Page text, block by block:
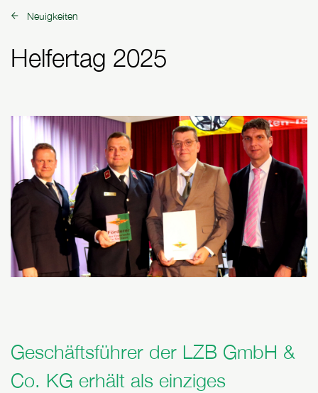
zurück zu:
Neuigkeiten
Helfertag 2025
Geschäftsführer der LZB GmbH &
Co. KG erhält als einziges